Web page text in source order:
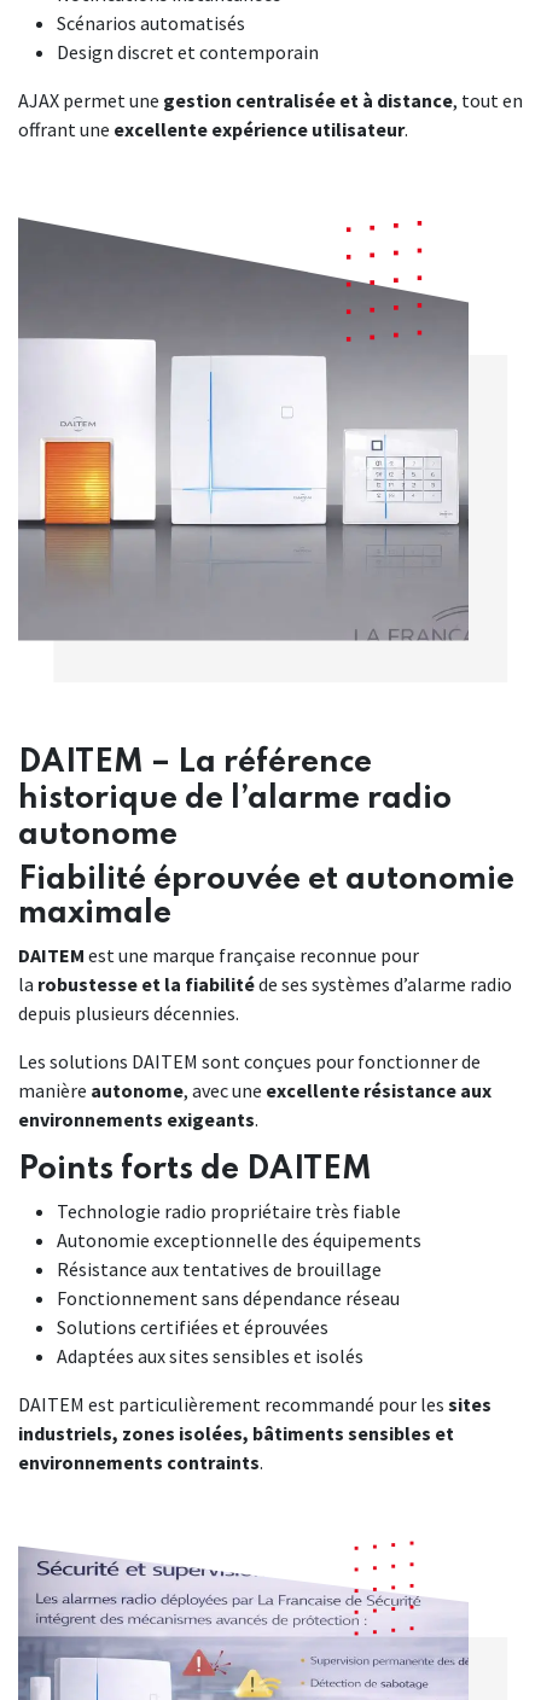
Scénarios automatisés
Design discret et contemporain
AJAX permet une gestion centralisée et à distance, tout en
offrant une excellente expérience utilisateur.
DAITEM – La référence
historique de l’alarme radio
autonome
Fiabilité éprouvée et autonomie
maximale
DAITEM est une marque française reconnue pour
la robustesse et la fiabilitéde ses systèmes d’alarme radio
depuis plusieurs décennies.
Les solutions DAITEM sont conçues pour fonctionner de
manière autonome, avec une excellente résistance aux
environnements exigeants.
Points forts de DAITEM
Technologie radio propriétaire très fiable
Autonomie exceptionnelle des équipements
Résistance aux tentatives de brouillage
Fonctionnement sans dépendance réseau
Solutions certifiées et éprouvées
Adaptées aux sites sensibles et isolés
DAITEM est particulièrement recommandé pour les sites
industriels, zones isolées, bâtiments sensibles et
environnements contraints.